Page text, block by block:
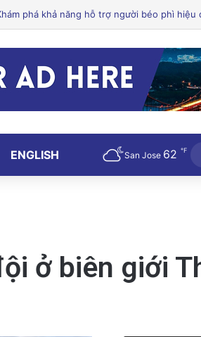
ENGLISH San Jose 62 ℉
ở biên giới